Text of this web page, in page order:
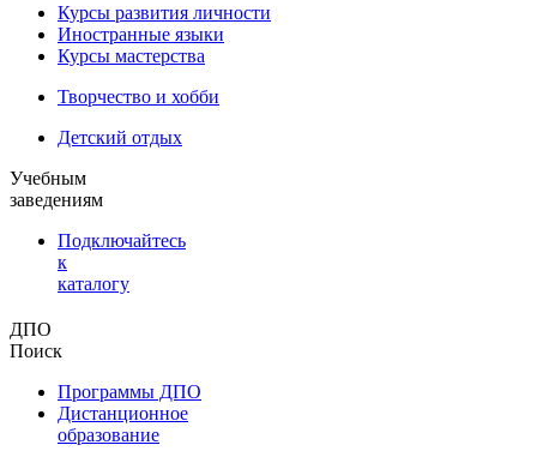
Курсы развития личности
Иностранные языки
Курсы мастерства
Творчество и хобби
Детский отдых
Учебным
заведениям
Подключайтесь
к
каталогу
ДПО
Поиск
Программы ДПО
Дистанционное
образование